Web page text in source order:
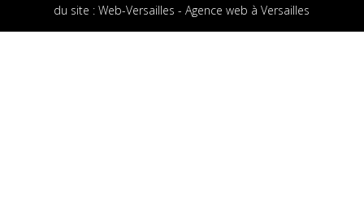
du site :Web-Versailles - Agence web à Versailles